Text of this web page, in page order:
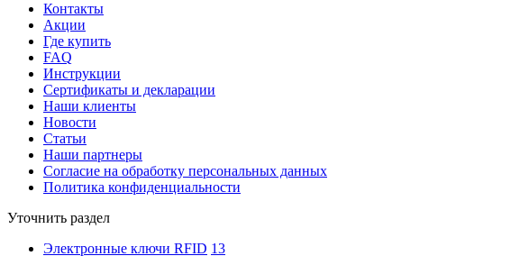
Контакты
Акции
Где купить
FAQ
Инструкции
Сертификаты и декларации
Наши клиенты
Новости
Статьи
Наши партнеры
Согласие на обработку персональных данных
Политика конфиденциальности
Уточнить раздел
Электронные ключи RFID 13